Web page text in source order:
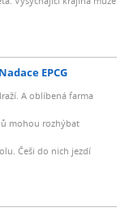
Nadace EPCG
A oblíbená farma
mohou rozhýbat
Češi do nich jezdí